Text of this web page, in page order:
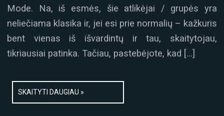
Mode. Na, iš esmės, šie atlikėjai / grupės yra
neliečiama klasika ir, jei esi prie normalių – kažkuris
bent vienas iš išvardintų ir tau, skaitytojau,
tikriausiai patinka. Tačiau, pastebėjote, kad […]
SKAITYTI DAUGIAU »